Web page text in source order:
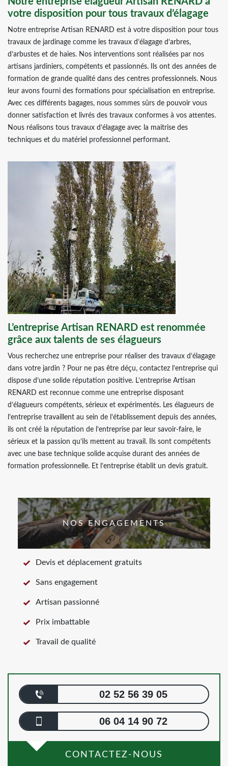
votre disposition pour tous travaux d’élagage
Notre entreprise Artisan RENARD est à votre disposition pour tous
travaux de jardinage comme les travaux d’élagage d’arbres,
d’arbustes et de haies. Nos interventions sont réalisées par nos
artisans jardiniers, compétents et passionnés. Ils ont des années de
formation de grande qualité dans des centres professionnels. Nous
leur avons fourni des formations pour spécialisation en entreprise.
Avec ces différents bagages, nous sommes sûrs de pouvoir vous
donner satisfaction et livrés des travaux conformes à vos attentes.
Nous réalisons tous travaux d’élagage avec la maitrise des
techniques et du matériel professionnel performant.
L’entreprise Artisan RENARD est renommée
grâce aux talents de ses élagueurs
Vous recherchez une entreprise pour réaliser des travaux d’élagage
dans votre jardin ? Pour ne pas être déçu, contactez l’entreprise qui
dispose d’une solide réputation positive. L’entreprise Artisan
RENARD est reconnue comme une entreprise disposant
d’élagueurs compétents, sérieux et expérimentés. Les élagueurs de
l’entreprise travaillent au sein de l’établissement depuis des années,
ils ont créé la réputation de l’entreprise par leur savoir-faire, le
sérieux et la passion qu’ils mettent au travail. Ils sont compétents
avec une base technique solide acquise durant des années de
formation professionnelle. Et l’entreprise établit un devis gratuit.
NOS ENGAGEMENTS
Devis et déplacement gratuits
Sans engagement
Artisan passionné
Prix imbattable
Travail de qualité
02 52 56 39 05
06 04 14 90 72
CONTACTEZ-NOUS